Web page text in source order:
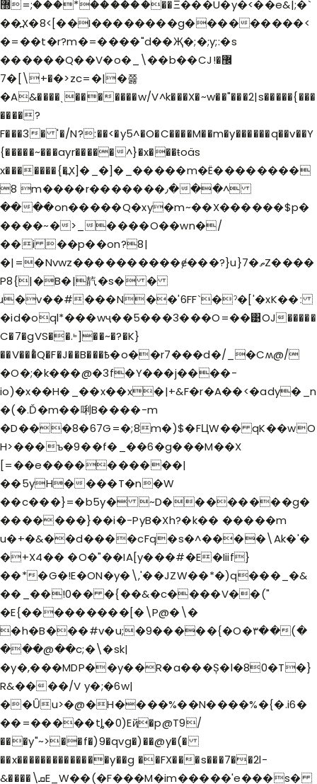
������*���;=޽��Ξ���U�y�<��e&|;�`
��߽X�8<[��I��������g���������<
�=��t�r?m�=����"d��Җ�;�;y;:�s
������Q��V�o�_\��b��CJ޼�!
�+\]�7�>zc=�|�쯣
�A&����ˎ�������w/V^k���X�~w��"���2|s�����{���
����?
F���3� '�/N?:��<�y5^�O�C����M��m�y������q��v��Y
{�����~���ayr�����^}�x���ŧoäs
x�������{�߽X]�_�]�_�����m�Ë��������
8 m����r�������٫���^
����on�����Q�xy�m~��X������$p�
����~�>_����O��wn�/
��i ��p��on?8|
�|=�Nvwz����������ɇ���?}u}7�ތZ����
P8{|�B�|靔�s� �
ɹ�v��#���N��'6FF`�ˀ�['�xK��ː
�id�oql*���wҷ��5���3���O=��͹OJ�����
C�7�gVS��.ꚝ]��~�?�K}
��V���ͭQ�F�J��B���߿�o��r7���d�/_�Cʍ@/
�O�;�k���@�3f�Y���j����-
io)�x��H�_��x��x�|+&F�r�A��<�ady�_n
�(�.Ď�m��唎B����-m
�D���8�67G=�;8m�)$�FЦW�� qK��wO
H>���ъ�9��f�_��6�g���M��X
[=��e����������|
��5yH����T�n�W
��c���}=�b5y� ~D��������g�
�������}��i�-PyB�Xh?�k�� �����m
u�+�&��d����cFq�s�^����\Ak�'�
�+X4�� �O�"��IA[y���#�E�Iiif}
��*�G�!E�ON�y�\,'��JZW��*�)q���_�&
��_��!0�� �{��&�c����V��("
�E{���������[�\P@�\�
�h�B���#v�u;�9�����{�O�۳��(�
���@��c;�\�sk|
�y�,���MDP��y��R�a���Ș�l�80�T�}
R&����/V y�;�6w|
��Ǚu>�@�H����%��N����%�{�.i6�
��=�����tȴ�0)Eҋ�p@T9/
���y"~>��f�)9�qvg�)��@y�(�
��x��������������y��g ��FX���s���7��2l-
&����\ܩE_W��(�F���M�im�����'e���s�